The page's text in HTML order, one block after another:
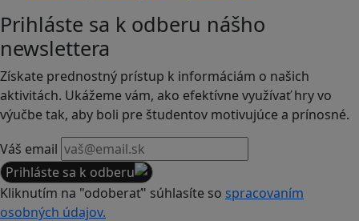
Prihláste sa k odberu nášho
newslettera
Získate prednostný prístup k informáciám o našich
aktivitách. Ukážeme vám, ako efektívne využívať hry vo
výučbe tak, aby boli pre študentov motivujúce a prínosné.
Váš email
Prihláste sa k odberu
Kliknutím na "odoberať" súhlasíte so spracovaním
osobných údajov.